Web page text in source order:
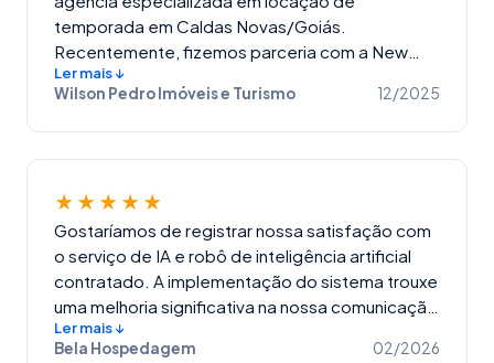
Acredito que nossa equipe vai aumentar
significativamente a produtividade com a New
Byte.
temporada em Caldas Novas/Goiás.
Recentemente, fizemos parceria com a New
Byte e o resultado foi incrível! Com respostas
ágeis e suporte eficiente, conseguimos
alavancar nossas vendas e oferecer ainda mais
trabalho! Estamos muito satisfeitos com os
resultados e ansiosos para continuar crescendo
juntos. 🚀
Ler mais ↓
Wilson Pedro Imóveis e Turismo 12/2025
★★★★★
Gostaríamos de registrar nossa satisfação com
o serviço de IA e robô de inteligência artificial
contratado. A implementação do sistema trouxe
uma melhoria significativa na nossa comunicação
com os hóspedes, tornando os atendimentos
mais ágeis, claros e eficientes, além de facilitar
Ler mais ↓
Bela Hospedagem 02/2026